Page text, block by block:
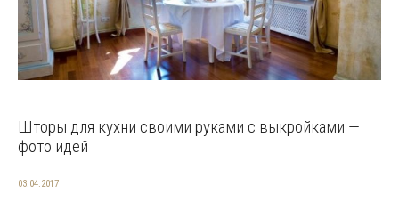
Шторы для кухни своими руками с выкройками —
фото идей
03.04.2017